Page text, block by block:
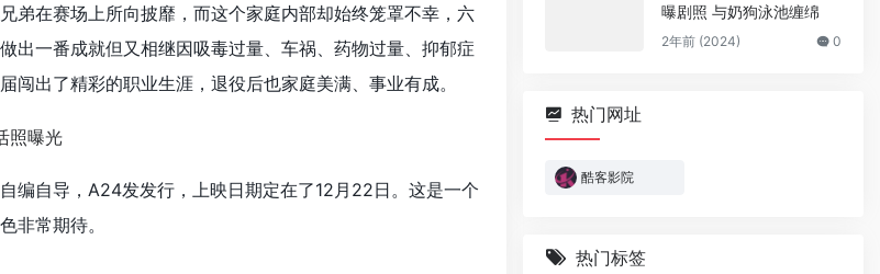
弟在赛场上所向披靡，而这个家庭内部却始终笼罩不幸，六
出一番成就但又相继因吸毒过量、车祸、药物过量、抑郁症
闯出了精彩的职业生涯，退役后也家庭美满、事业有成。
编自导，A24发发行，上映日期定在了12月22日。这是一个
非常期待。
曝剧照 与奶狗泳池缠绵
2年前 (2024) 0
热门网址
酷客影院
热门标签